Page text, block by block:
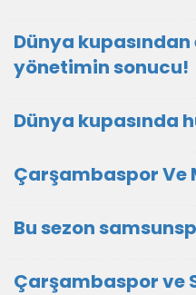
Dünya
yönetimin sonucu!
Dünya kupasında
Çarşambaspor Ve
Bu sezon
Çarşambaspor ve